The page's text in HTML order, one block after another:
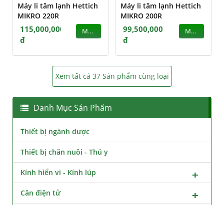
Máy li tâm lạnh Hettich
MIKRO 220R
115,000,000
đ
MUA
Máy li tâm lạnh Hettich
MIKRO 200R
99,500,000
đ
MUA
Xem tất cả 37 Sản phẩm cùng loại
Danh Mục Sản Phẩm
Thiết bị ngành dược
Thiết bị chăn nuôi - Thú y
Kính hiển vi - Kính lúp
Cân điện tử